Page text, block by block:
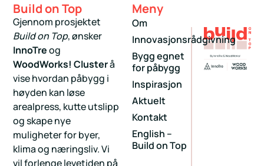
Build on Top
Gjennom prosjektet
Build on Top, ønsker
InnoTreog
WoodWorks! Clusterå
vise hvordan påbygg i
høyden kan løse
arealpress, kutte utslipp
og skape nye
muligheter for byer,
klima og næringsliv. Vi
vil forlenge levetiden på
Meny
Om
Innovasjonsrådgivning
Bygg egnet
for påbygg
Inspirasjon
Aktuelt
Kontakt
English –
Build on Top